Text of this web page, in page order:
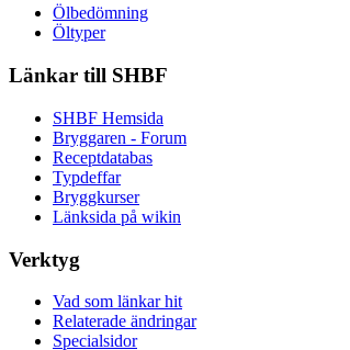
Ölbedömning
Öltyper
Länkar till SHBF
SHBF Hemsida
Bryggaren - Forum
Receptdatabas
Typdeffar
Bryggkurser
Länksida på wikin
Verktyg
Vad som länkar hit
Relaterade ändringar
Specialsidor